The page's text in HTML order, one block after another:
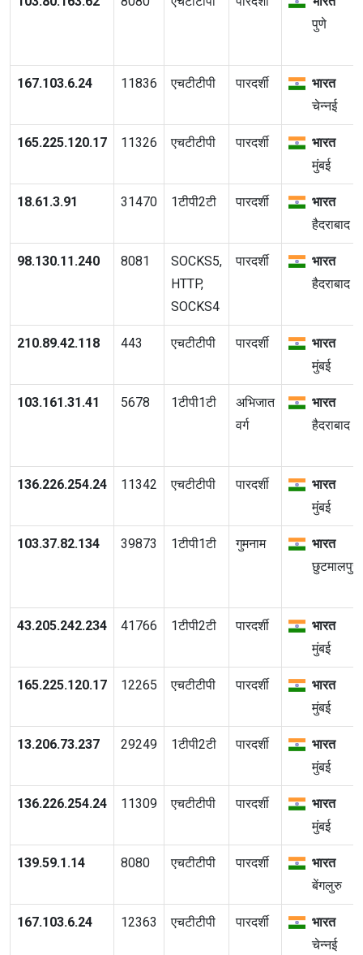
पुणे
167.103.6.24 11836 एचटीटीपी पारदर्शी
भारत
चेन्नई
165.225.120.17 11326 एचटीटीपी पारदर्शी
भारत
मुंबई
18.61.3.91 31470 1टीपी2टी पारदर्शी
भारत
हैदराबाद
98.130.11.240 8081
SOCKS5,
HTTP,
SOCKS4
पारदर्शी
भारत
हैदराबाद
210.89.42.118 443 एचटीटीपी पारदर्शी
भारत
मुंबई
103.161.31.41 5678 1टीपी1टी
अभिजात
वर्ग
भारत
हैदराबाद
136.226.254.24 11342 एचटीटीपी पारदर्शी
भारत
मुंबई
103.37.82.134 39873 1टीपी1टी गुमनाम
भारत
छुटमालपुर
43.205.242.234 41766 1टीपी2टी पारदर्शी
भारत
मुंबई
165.225.120.17 12265 एचटीटीपी पारदर्शी
भारत
मुंबई
13.206.73.237 29249 1टीपी2टी पारदर्शी
भारत
मुंबई
136.226.254.24 11309 एचटीटीपी पारदर्शी
भारत
मुंबई
139.59.1.14 8080 एचटीटीपी पारदर्शी
भारत
बेंगलुरु
167.103.6.24 12363 एचटीटीपी पारदर्शी
भारत
चेन्नई